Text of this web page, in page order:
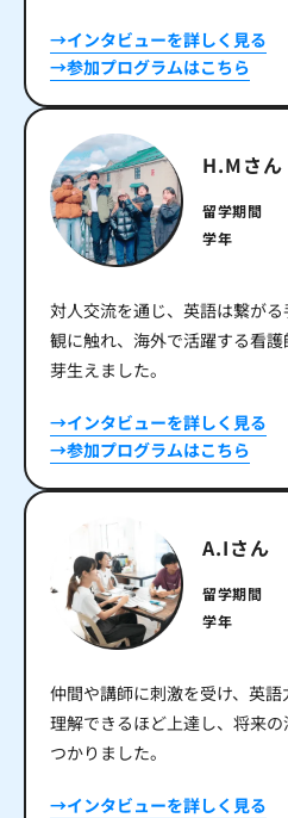
→インタビューを詳しく見る
→参加プログラムはこちら
H.Mさん
留学期間
学年
対人交流を通じ、英語は繋が
観に触れ、海外で活躍する看
芽生えました。
→インタビューを詳しく見る
→参加プログラムはこちら
A.Iさん
留学期間
学年
仲間や講師に刺激を受け、英
理解できるほど上達し、将来
つかりました。
→インタビューを詳しく見る